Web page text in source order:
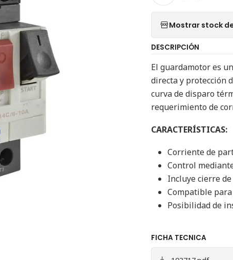
Mostrar stock
DESCRIPCIÓN
El guardamotor es
directa y protección
curva de disparo
requerimiento de
CARACTERÍSTICAS:
Corriente de
Control
Incluye cierre
Compatible
Posibilidad de
FICHA TECNICA